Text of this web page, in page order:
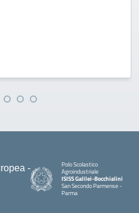
Polo Scolastico
Agroindustriale
ISISS Galilei-Bocchialini
San Secondo Parmense -
Parma